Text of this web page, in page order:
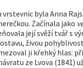
vrstevnic byla Anna
Začínala jako
její svěží tvář s
živou
ji křehký hlas:
ze Lvova (1841)